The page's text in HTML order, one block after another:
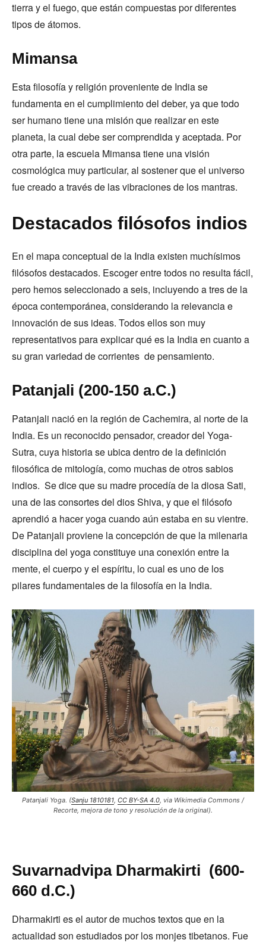
tierra y el fuego, que están compuestas por diferentes
tipos de átomos.
Mimansa
Esta filosofía y religión proveniente de India se
fundamenta en el cumplimiento del deber, ya que todo
ser humano tiene una misión que realizar en este
planeta, la cual debe ser comprendida y aceptada. Por
otra parte, la escuela Mimansa tiene una visión
cosmológica muy particular, al sostener que el universo
fue creado a través de las vibraciones de los mantras.
Destacados filósofos indios
En el mapa conceptual de la India existen muchísimos
filósofos destacados. Escoger entre todos no resulta fácil,
pero hemos seleccionado a seis, incluyendo a tres de la
época contemporánea, considerando la relevancia e
innovación de sus ideas. Todos ellos son muy
representativos para explicar qué es la India en cuanto a
su gran variedad de corrientes de pensamiento.
Patanjali (200-150 a.C.)
Patanjali nació en la región de Cachemira, al norte de la
India. Es un reconocido pensador, creador del Yoga-
Sutra, cuya historia se ubica dentro de la definición
filosófica de mitología, como muchas de otros sabios
indios. Se dice que su madre procedía de la diosa Sati,
una de las consortes del dios Shiva, y que el filósofo
aprendió a hacer yoga cuando aún estaba en su vientre.
De Patanjali proviene la concepción de que la milenaria
disciplina del yoga constituye una conexión entre la
mente, el cuerpo y el espíritu, lo cual es uno de los
pilares fundamentales de la filosofía en la India.
Patanjali Yoga. (Sanju 1810181, CC BY-SA 4.0, via Wikimedia Commons /
Recorte, mejora de tono y resolución de la original).
Suvarnadvipa Dharmakirti (600-
660 d.C.)
Dharmakirti es el autor de muchos textos que en la
actualidad son estudiados por los monjes tibetanos. Fue